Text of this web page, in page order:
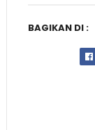
BAGIKAN DI :